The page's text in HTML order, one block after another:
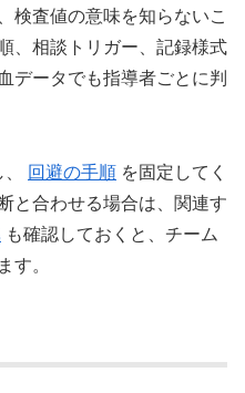
検査値の意味を知らないこ
、相談トリガー、記録様式
データでも指導者ごとに判
回避の手順 を固定してく
と合わせる場合は、関連す
も確認しておくと、チーム
。